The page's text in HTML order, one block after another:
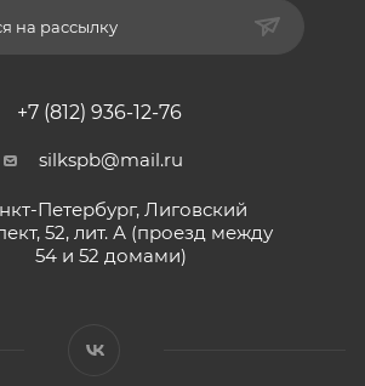
на рассылку
+7 (812) 936-12-76
silkspb@mail.ru
Петербург, Лиговский
52, лит. А (проезд между
54 и 52 домами)